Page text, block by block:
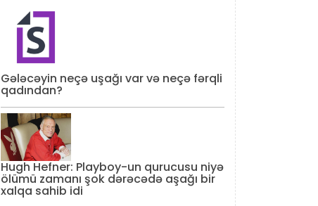
Gələcəyin neçə uşağı var və neçə fərqli
qadından?
Hugh Hefner: Playboy-un qurucusu niyə
ölümü zamanı şok dərəcədə aşağı bir
xalqa sahib idi